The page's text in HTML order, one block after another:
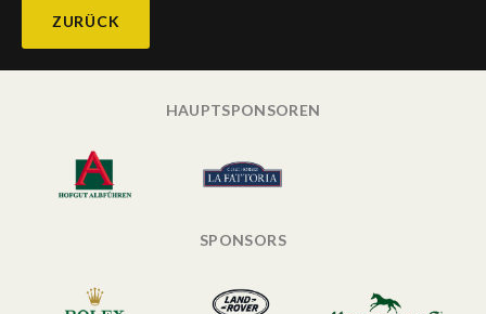
ZURÜCK
HAUPTSPONSOREN
SPONSORS